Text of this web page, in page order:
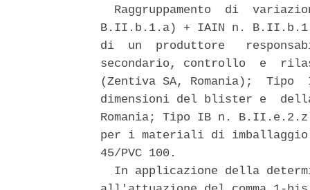
Raggruppamento  di
B.II.b.1.a) + IAIN n.
di  un  produttore
secondario, controllo  e
(Zentiva SA, Romania);
dimensioni del blister e
Romania; Tipo IB n.
per i materiali di imballaggio
45/PVC 100.
In applicazione della